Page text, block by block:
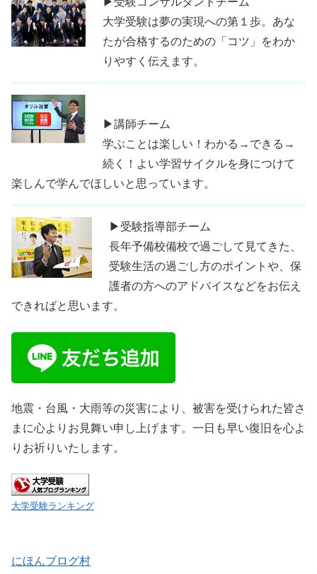
大学受験は夢の実現への第１歩。あな
たが合格するのための「コツ」をわか
りやすく伝えます。
▶講師チーム
学ぶことは楽しい！わかる→できる→
続く！よい学習サイクルを身につけて
楽しんで学んでほしいと思っています。
▶受験指導部チーム
長年予備校備校で過ごして見てきた、
受験生活の過ごし方のポイントや、保
護者の方へのアドバイスなどをお伝え
できればと思います。
地震・台風・大雨等の災害により、被害を受けられた皆さ
まに心よりお見舞い申し上げます。一日も早い復旧を心よ
りお祈りいたします。
大学受験ランキング
にほんブログ村